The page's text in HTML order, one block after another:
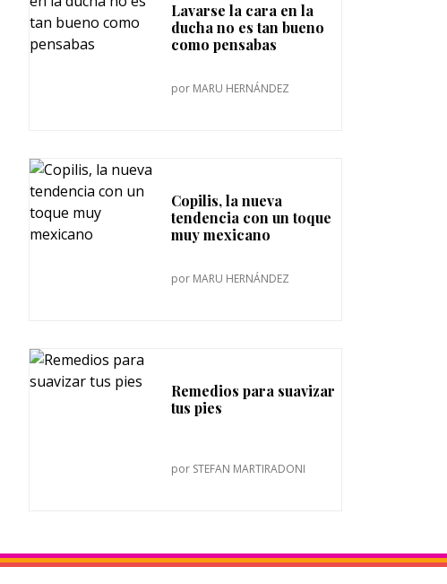
Lavarse la cara en la
ducha no es tan bueno
como pensabas
por MARU HERNÁNDEZ
Copilis, la nueva
tendencia con un toque
muy mexicano
por MARU HERNÁNDEZ
Remedios para suavizar
tus pies
por STEFAN MARTIRADONI